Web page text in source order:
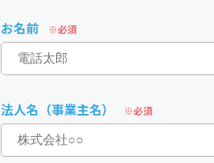
お名前
法人名（事業主名）